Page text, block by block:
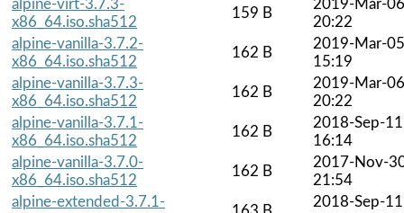
alpine-virt-3.7.3-
x86_64.iso.sha512
159 B
2019-Mar-06
20:22
alpine-vanilla-3.7.2-
x86_64.iso.sha512
162 B
2019-Mar-05
15:19
alpine-vanilla-3.7.3-
x86_64.iso.sha512
162 B
2019-Mar-06
20:22
alpine-vanilla-3.7.1-
x86_64.iso.sha512
162 B
2018-Sep-11
16:14
alpine-vanilla-3.7.0-
x86_64.iso.sha512
162 B
2017-Nov-
21:54
alpine-extended-3.7.1-
2018-Sep-11